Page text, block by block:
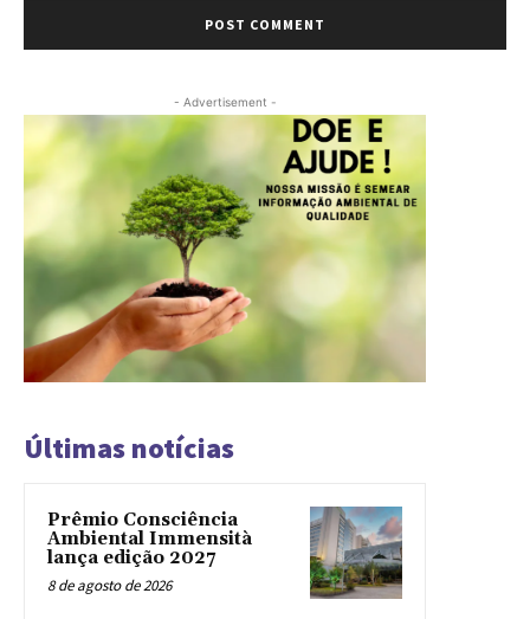
- Advertisement -
Últimas notícias
Prêmio Consciência
Ambiental Immensità
lança edição 2027
8 de agosto de 2026